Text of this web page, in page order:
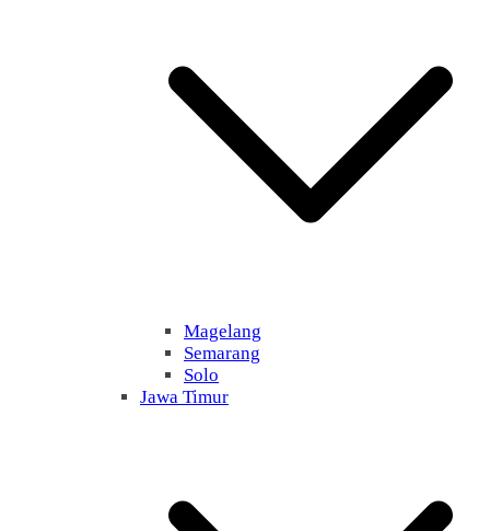
Magelang
Semarang
Solo
Jawa Timur